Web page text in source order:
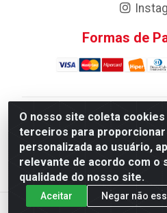
O nosso site coleta
terceiros para
personalizada ao usuário,
relevante de acordo com o
qualidade do nosso site.
Aceitar
Negar não
Formas de
Atacadao da Limpeza F.
Distribuicao LTDA - Quadra Qi
Industrial (Taguatinga),
CNPJ